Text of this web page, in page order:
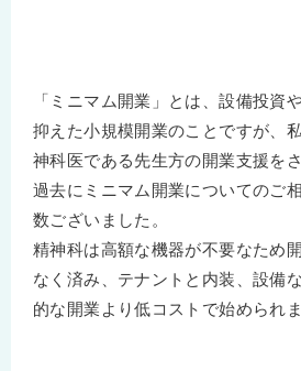
「ミニマム開業」とは、設備投資
抑えた小規模開業のことですが、
神科医である先生方の開業支援を
過去にミニマム開業についてのご
数ございました。
精神科は高額な機器が不要なため
なく済み、テナントと内装、設備
的な開業より低コストで始められま